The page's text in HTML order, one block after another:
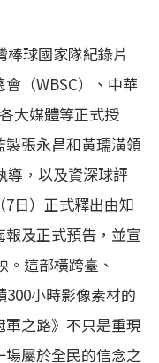
棒球國家隊紀錄片
（WBSC）、中華
大媒體等正式授
張永昌和黃瓀潢領
，以及資深球評
日）正式釋出由知
及正式預告，並宣
這部橫跨臺、
300小時影像素材的
之路》不只是重現
屬於全民的信念之